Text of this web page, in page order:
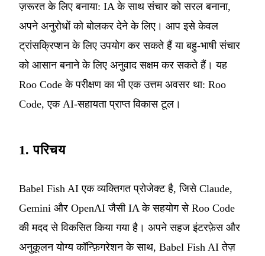
ज़रूरत के लिए बनाया: IA के साथ संचार को सरल बनाना,
अपने अनुरोधों को बोलकर देने के लिए। आप इसे केवल
ट्रांसक्रिप्शन के लिए उपयोग कर सकते हैं या बहु-भाषी संचार
को आसान बनाने के लिए अनुवाद सक्षम कर सकते हैं। यह
Roo Code के परीक्षण का भी एक उत्तम अवसर था: Roo
Code, एक AI-सहायता प्राप्त विकास टूल।
1. परिचय
Babel Fish AI एक व्यक्तिगत प्रोजेक्ट है, जिसे Claude,
Gemini और OpenAI जैसी IA के सहयोग से Roo Code
की मदद से विकसित किया गया है। अपने सहज इंटरफ़ेस और
अनुकूलन योग्य कॉन्फ़िगरेशन के साथ, Babel Fish AI तेज़